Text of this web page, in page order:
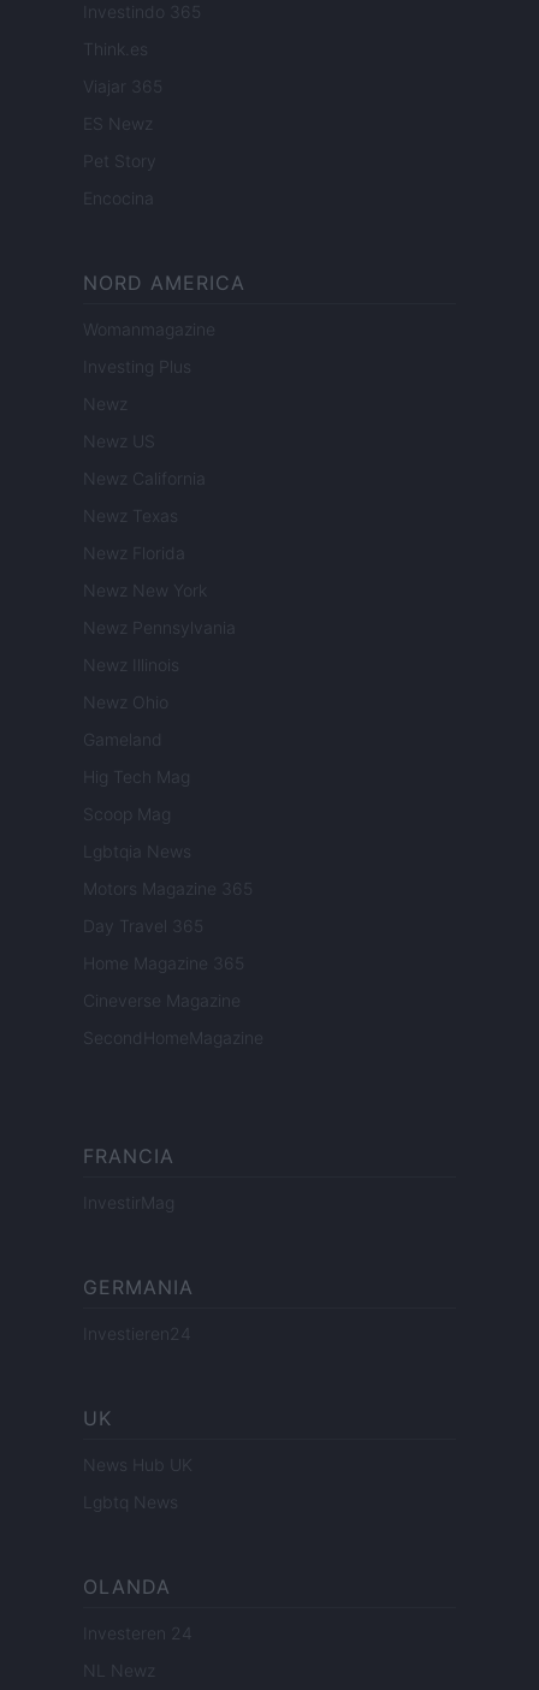
Investindo 365
Think.es
Viajar 365
ES Newz
Pet Story
Encocina
NORD AMERICA
Womanmagazine
Investing Plus
Newz
Newz US
Newz California
Newz Texas
Newz Florida
Newz New York
Newz Pennsylvania
Newz Illinois
Newz Ohio
Gameland
Hig Tech Mag
Scoop Mag
Lgbtqia News
Motors Magazine 365
Day Travel 365
Home Magazine 365
Cineverse Magazine
SecondHomeMagazine
FRANCIA
InvestirMag
GERMANIA
Investieren24
UK
News Hub UK
Lgbtq News
OLANDA
Investeren 24
NL Newz